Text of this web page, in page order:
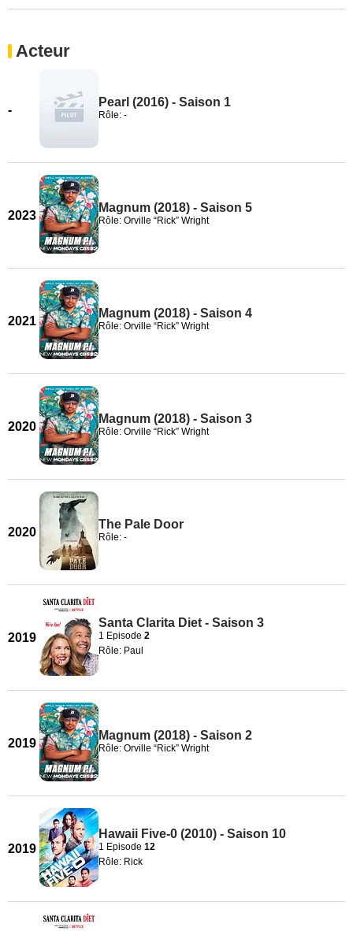
Acteur
-
Pearl (2016) - Saison 1
Rôle: -
2023
Magnum (2018) - Saison 5
Rôle: Orville “Rick” Wright
2021
Magnum (2018) - Saison 4
Rôle: Orville “Rick” Wright
2020
Magnum (2018) - Saison 3
Rôle: Orville “Rick” Wright
2020
The Pale Door
Rôle: -
2019
Santa Clarita Diet - Saison 3
1 Episode 2
Rôle: Paul
2019
Magnum (2018) - Saison 2
Rôle: Orville “Rick” Wright
2019
Hawaii Five-0 (2010) - Saison 10
1 Episode 12
Rôle: Rick